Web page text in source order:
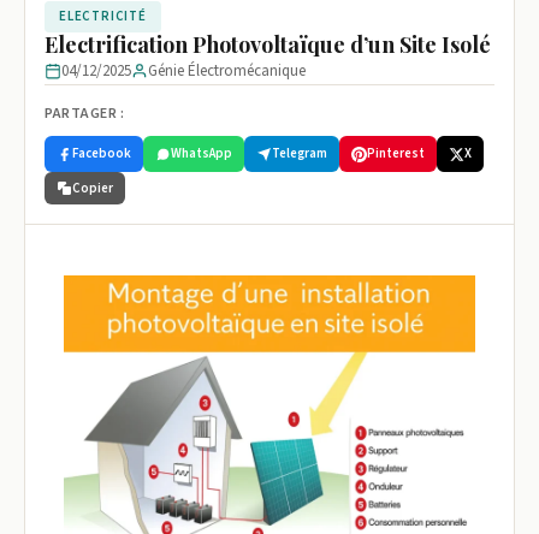
ELECTRICITÉ
Electrification Photovoltaïque d’un Site Isolé
04/12/2025 Génie Électromécanique
PARTAGER :
Facebook WhatsApp Telegram Pinterest
X
Copier